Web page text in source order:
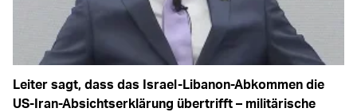
Leiter sagt, dass das Israel-Libanon-Abkommen die
US-Iran-Absichtserklärung übertrifft – militärische